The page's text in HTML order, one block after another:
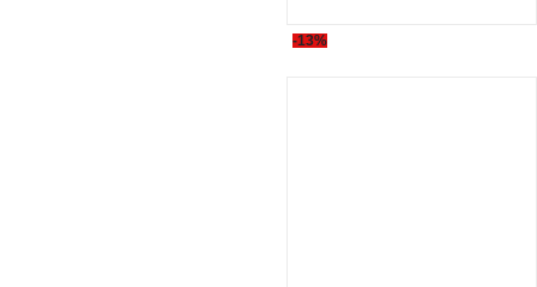
-13%